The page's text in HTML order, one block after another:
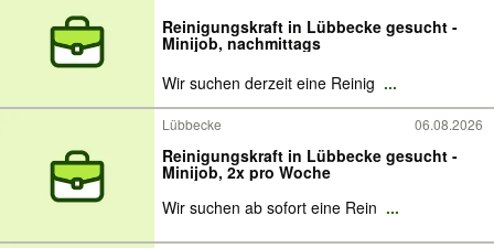
Reinigungskraft in Lübbecke gesucht -
Minijob, nachmittags
Wir suchen derzeit eine Reinig ...
Lübbecke 06.08.2026
Reinigungskraft in Lübbecke gesucht -
Minijob, 2x pro Woche
Wir suchen ab sofort eine Rein ...